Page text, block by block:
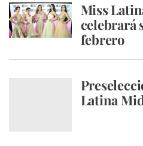
Miss
celebrará
febrero
Latina